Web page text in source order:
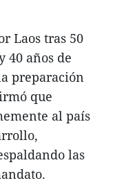
Laos tras 50
40 años de
preparación
que
al país
las